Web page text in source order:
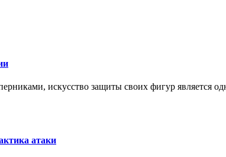
искусство защиты своих фигур является
атаки